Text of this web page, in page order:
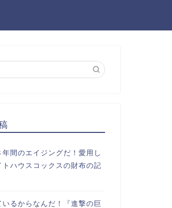
年間のエイジングだ！愛用し
トハウスコックスの財布の記
いるからなんだ！『進撃の巨